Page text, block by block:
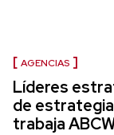
AGENCIAS
Líderes
de
trabaja